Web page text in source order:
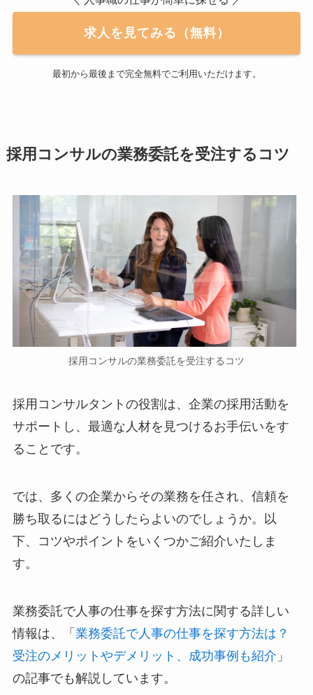
求人を見てみる（無料）
最初から最後まで完全無料でご利用いただけます。
採用コンサルの業務委託を受注するコツ
採用コンサルの業務委託を受注するコツ
採用コンサルタントの役割は、企業の採用活動を
サポートし、最適な人材を見つけるお手伝いをす
ることです。
では、多くの企業からその業務を任され、信頼を
勝ち取るにはどうしたらよいのでしょうか。以
下、コツやポイントをいくつかご紹介いたしま
す。
業務委託で人事の仕事を探す方法に関する詳しい
情報は、「 業務委託で人事の仕事を探す方法は？
受注のメリットやデメリット、成功事例も紹介 」
の記事でも解説しています。